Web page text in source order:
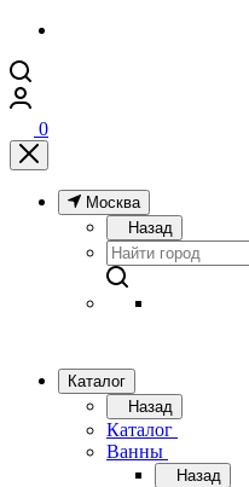
0
Москва
Назад
Каталог
Назад
Каталог
Ванны
Назад